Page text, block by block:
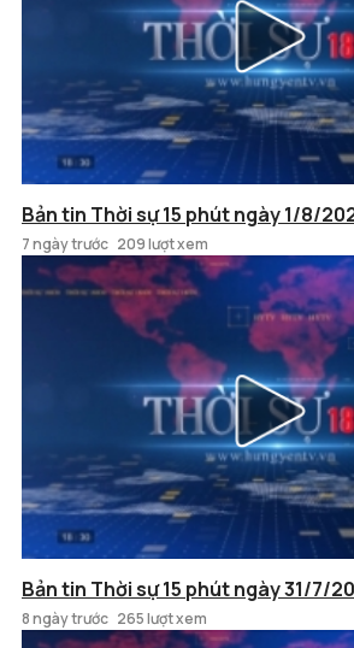
Bản tin Thời sự 15 phút ngày 1/8/
7 ngày trước 209 lượt xem
Bản tin Thời sự 15 phút ngày 31/7/
8 ngày trước 265 lượt xem